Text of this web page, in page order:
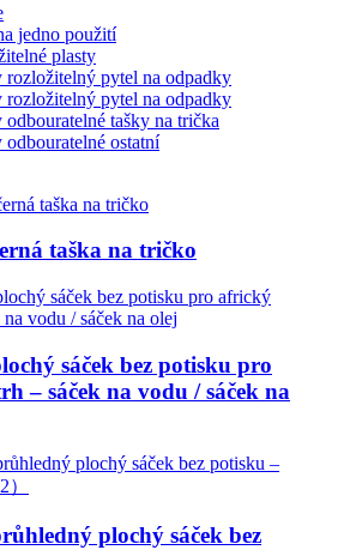
jedno použití
plasty
pytel na odpadky
pytel na odpadky
tašky na trička
ostatní
taška na tričko
sáček bez potisku pro
– sáček na vodu / sáček na
plochý sáček bez